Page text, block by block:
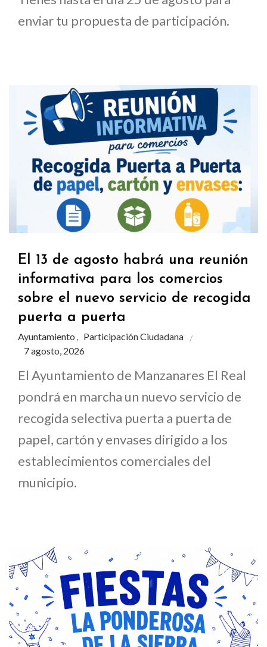
enviar tu propuesta de participación.
El 13 de agosto habrá una reunión
informativa para los comercios
sobre el nuevo servicio de recogida
puerta a puerta
Ayuntamiento , Participación Ciudadana
7 agosto, 2026
El Ayuntamiento de Manzanares El Real
pondrá en marcha un nuevo servicio de
recogida selectiva puerta a puerta de
papel, cartón y envases dirigido a los
establecimientos comerciales del
municipio.